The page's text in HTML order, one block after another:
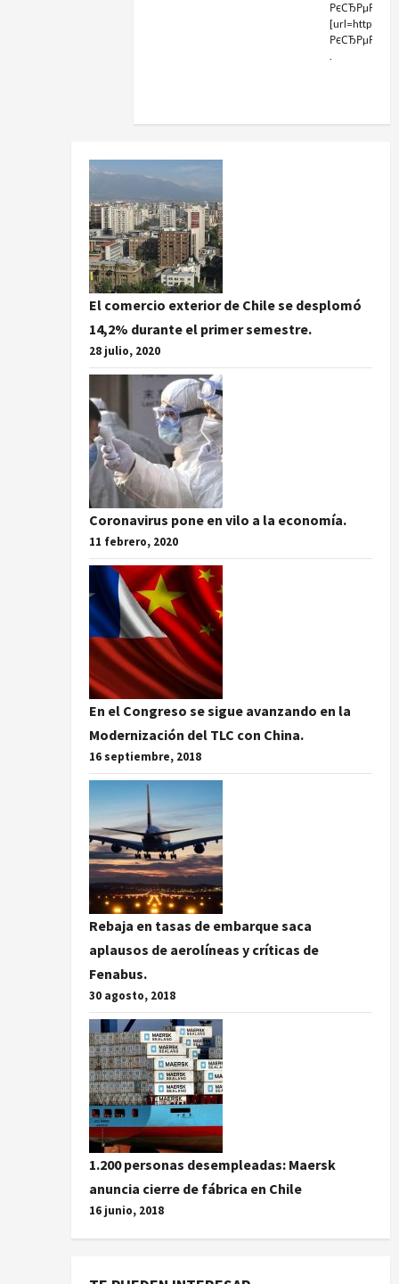
[url=https://
.
El comercio exterior de Chile se desplomó
14,2% durante el primer semestre.
28 julio, 2020
Coronavirus pone en vilo a la economía.
11 febrero, 2020
En el Congreso se sigue avanzando en la
Modernización del TLC con China.
16 septiembre, 2018
Rebaja en tasas de embarque saca
aplausos de aerolíneas y críticas de
Fenabus.
30 agosto, 2018
1.200 personas desempleadas: Maersk
anuncia cierre de fábrica en Chile
16 junio, 2018